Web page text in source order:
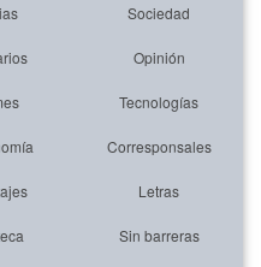
Sociedad
Opinión
Tecnologías
Corresponsales
Letras
Sin barreras